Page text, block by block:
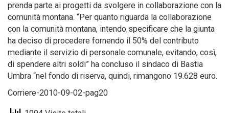
prenda parte ai progetti da svolgere in collaborazione con la
comunità montana. “Per quanto riguarda la collaborazione
con la comunità montana, intendo specificare che la giunta
ha deciso di procedere fornendo il 50% del contributo
mediante il servizio di personale comunale, evitando, così,
di spendere altri soldi” ha concluso il sindaco di Bastia
Umbra “nel fondo di riserva, quindi, rimangono 19.628 euro.
Corriere-2010-09-02-pag20